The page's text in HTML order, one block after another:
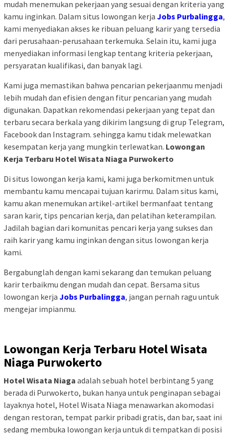
mudah menemukan pekerjaan yang sesuai dengan kriteria yang
kamu inginkan. Dalam situs lowongan kerja Jobs Purbalingga,
kami menyediakan akses ke ribuan peluang karir yang tersedia
dari perusahaan-perusahaan terkemuka. Selain itu, kami juga
menyediakan informasi lengkap tentang kriteria pekerjaan,
persyaratan kualifikasi, dan banyak lagi.
Kami juga memastikan bahwa pencarian pekerjaanmu menjadi
lebih mudah dan efisien dengan fitur pencarian yang mudah
digunakan. Dapatkan rekomendasi pekerjaan yang tepat dan
terbaru secara berkala yang dikirim langsung di grup Telegram,
Facebook dan Instagram. sehingga kamu tidak melewatkan
kesempatan kerja yang mungkin terlewatkan. Lowongan
Kerja Terbaru Hotel Wisata Niaga Purwokerto
Di situs lowongan kerja kami, kami juga berkomitmen untuk
membantu kamu mencapai tujuan karirmu. Dalam situs kami,
kamu akan menemukan artikel-artikel bermanfaat tentang
saran karir, tips pencarian kerja, dan pelatihan keterampilan.
Jadilah bagian dari komunitas pencari kerja yang sukses dan
raih karir yang kamu inginkan dengan situs lowongan kerja
kami.
Bergabunglah dengan kami sekarang dan temukan peluang
karir terbaikmu dengan mudah dan cepat. Bersama situs
lowongan kerja Jobs Purbalingga, jangan pernah ragu untuk
mengejar impianmu.
Lowongan Kerja Terbaru Hotel Wisata
Niaga Purwokerto
Hotel Wisata Niaga adalah sebuah hotel berbintang 5 yang
berada di Purwokerto, bukan hanya untuk penginapan sebagai
layaknya hotel, Hotel Wisata Niaga menawarkan akomodasi
dengan restoran, tempat parkir pribadi gratis, dan bar, saat ini
sedang membuka lowongan kerja untuk di tempatkan di posisi